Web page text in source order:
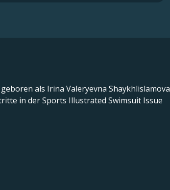
als Irina Valeryevna Shaykhlislamova
in der Sports Illustrated Swimsuit Issue